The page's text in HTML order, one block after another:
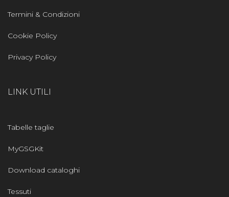
Termini & Condizioni
Cookie Policy
Privacy Policy
LINK UTILI
Tabelle taglie
MyGSGKit
Download cataloghi
Tessuti